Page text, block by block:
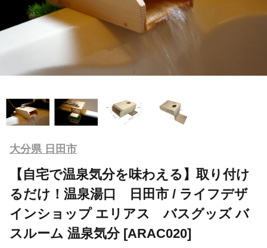
大分県 日田市
【自宅で温泉気分を味わえる】取り付け
るだけ！温泉湯口 日田市 / ライフデザ
インショップ エリアス バスグッズ バ
スルーム 温泉気分 [ARAC020]